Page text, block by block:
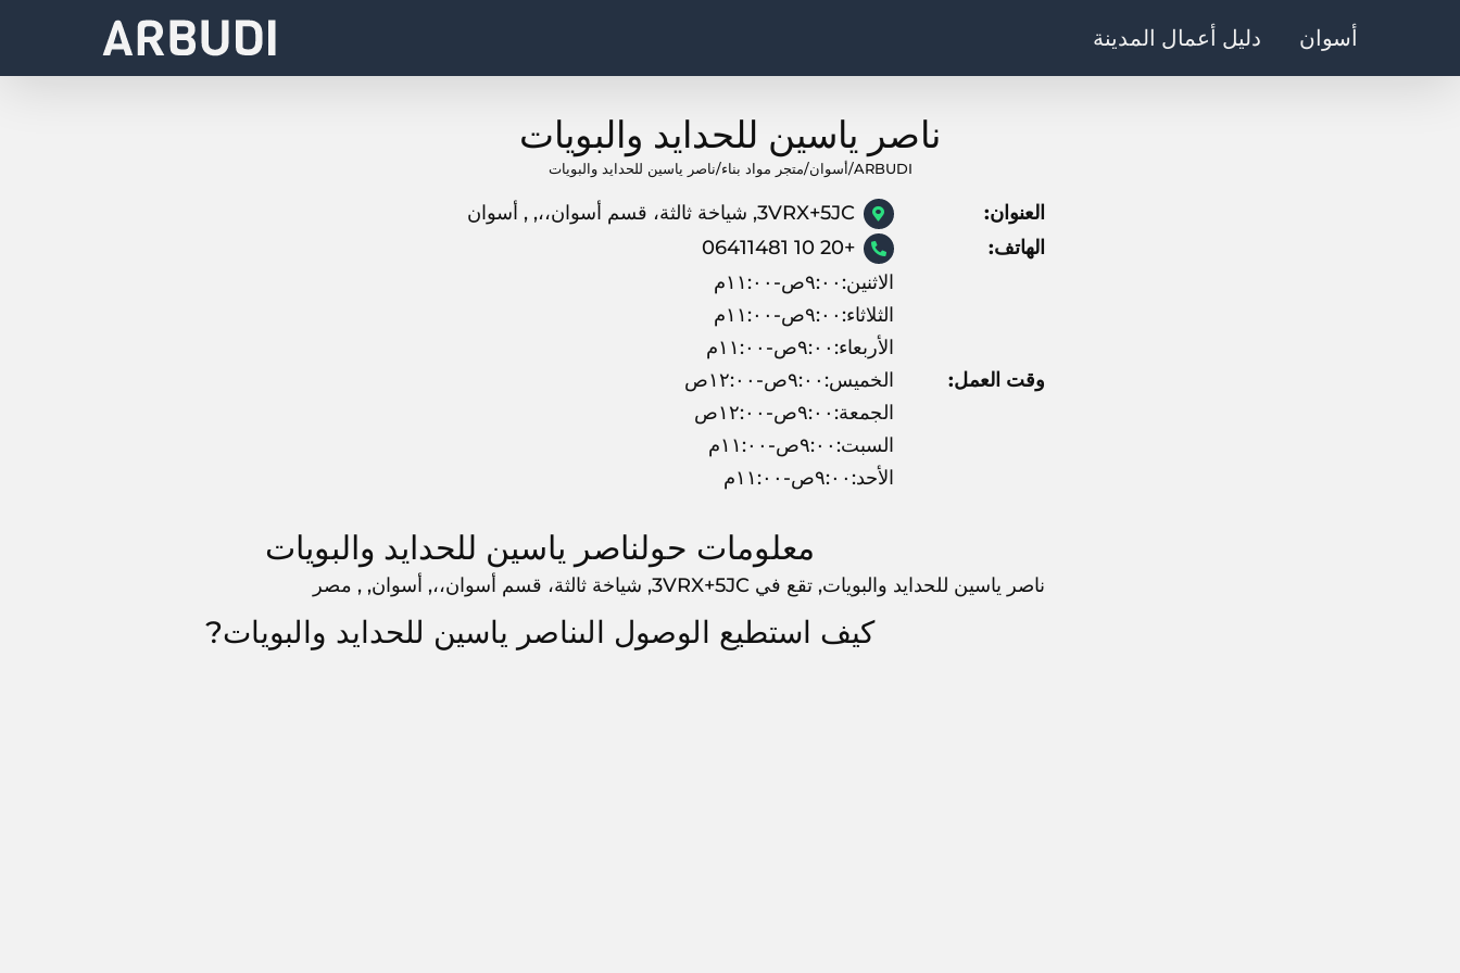
content
أسوان دليل أعمال المدينة
ناصر ياسين للحدايد والبويات
ARBUDI
/أسوان/متجر مواد بناء/ناصر ياسين للحدايد والبويات
العنوان:
3VRX+5JC, شياخة ثالثة، قسم أسوان،،, , أسوان
الهاتف:
+20 10 06411481
وقت العمل:
الاثنين:٩:٠٠ص-١١:٠٠م
الثلاثاء:٩:٠٠ص-١١:٠٠م
الأربعاء:٩:٠٠ص-١١:٠٠م
الخميس:٩:٠٠ص-١٢:٠٠ص
الجمعة:٩:٠٠ص-١٢:٠٠ص
السبت:٩:٠٠ص-١١:٠٠م
الأحد:٩:٠٠ص-١١:٠٠م
معلومات حولناصر ياسين للحدايد والبويات
ناصر ياسين للحدايد والبويات, تقع في 3VRX+5JC, شياخة ثالثة، قسم أسوان،،, أسوان, , مصر
كيف استطيع الوصول الىناصر ياسين للحدايد والبويات?